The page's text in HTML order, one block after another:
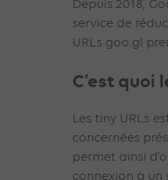
Depuis 2018,
service de
URLs goo.gl
C’est quoi
Les tiny URLs
concernées
permet ainsi
connexion à un